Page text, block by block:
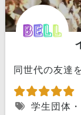
同世代の友達
学生団体